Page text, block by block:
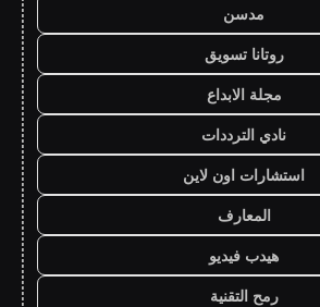
مدسن
روتانا تسويق
مجلة الابداع
نادي الترددات
استشارات اون لاين
المعارف
هيدب فيديو
رمح التقنية